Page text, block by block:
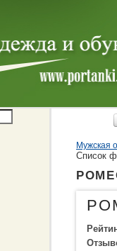
Мужская
Cписок